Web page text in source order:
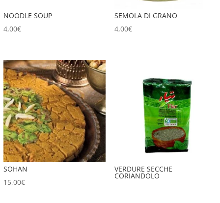
NOODLE SOUP
4,00€
SEMOLA DI GRANO
4,00€
SOHAN
15,00€
VERDURE SECCHE
CORIANDOLO